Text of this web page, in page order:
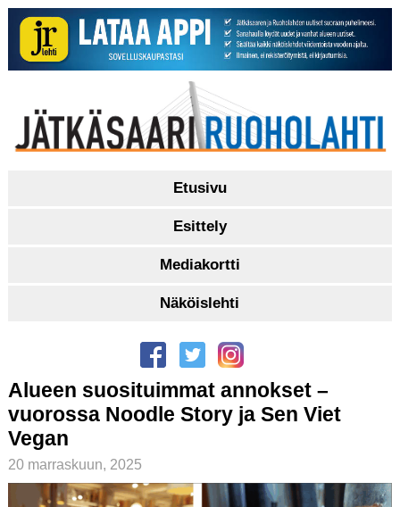
Etusivu
Esittely
Mediakortti
Näköislehti
Alueen suosituimmat annokset –
vuorossa Noodle Story ja Sen Viet
Vegan
20 marraskuun, 2025